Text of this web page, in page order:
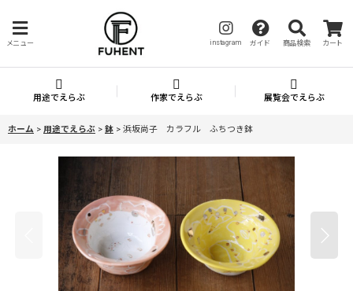
メニュー instagram ガイド 商品検索 カート
用途でえらぶ 作家でえらぶ 展覧会でえらぶ
ホーム > 用途でえらぶ > 鉢 > 浜坂尚子 カラフル ふちつき鉢